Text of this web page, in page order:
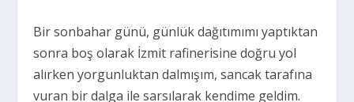
Bir sonbahar günü, günlük dağıtımımı yaptıktan
sonra boş olarak İzmit rafinerisine doğru yol
alırken yorgunluktan dalmışım, sancak tarafına
vuran bir dalga ile sarsılarak kendime geldim.